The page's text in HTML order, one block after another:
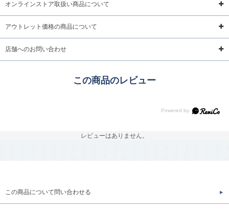
オンラインストア取扱い商品について
アウトレット価格の商品について
店舗へのお問い合わせ
この商品のレビュー
レビューはありません。
この商品について問い合わせる